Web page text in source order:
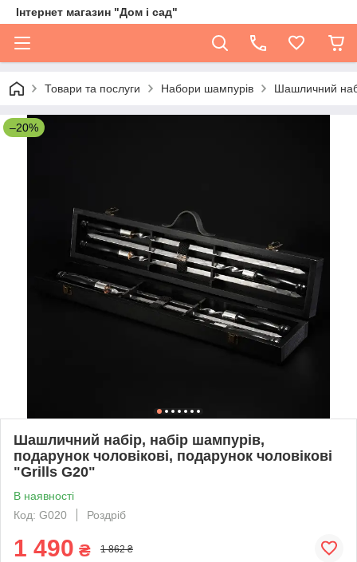
Інтернет магазин "Дом і сад"
Товари та послуги Набори шампурів Шашличний
–20%
Шашличний набір, набір шампурів,
подарунок чоловікові, подарунок чоловікові
"Grills G20"
В наявності
Код: G020
Роздріб
1 490 ₴ 1 862 ₴